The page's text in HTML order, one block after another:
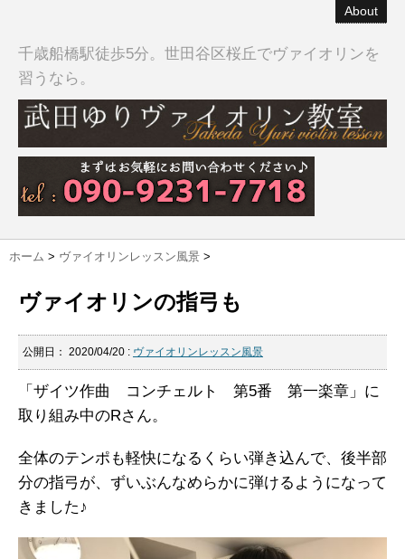
About
千歳船橋駅徒歩5分。世田谷区桜丘でヴァイオリンを
習うなら。
ホーム > ヴァイオリンレッスン風景 >
ヴァイオリンの指弓も
公開日： 2020/04/20 : ヴァイオリンレッスン風景
「ザイツ作曲 コンチェルト 第5番 第一楽章」に
取り組み中のRさん。
全体のテンポも軽快になるくらい弾き込んで、後半部
分の指弓が、ずいぶんなめらかに弾けるようになって
きました♪